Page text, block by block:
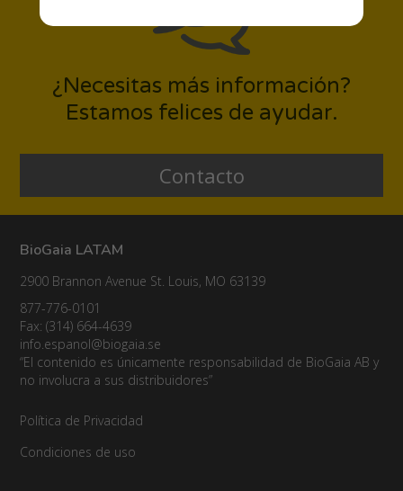
El Salvador
Honduras
Nicaragua
Panamá
Paraguay
Perú
Puerto Rico
República Dominicana
¿Necesitas más información?
Estamos felices de ayudar.
Contacto
BioGaia LATAM
2900 Brannon Avenue St. Louis, MO 63139
877-776-0101
Fax: (314) 664-4639
info.espanol@biogaia.se
“El contenido es únicamente responsabilidad de BioGaia AB y
no involucra a sus distribuidores”
Política de Privacidad
Condiciones de uso